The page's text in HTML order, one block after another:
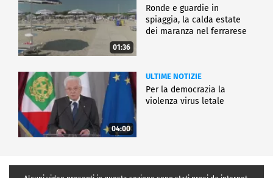
01:36
Ronde e guardie in
spiaggia, la calda estate
dei maranza nel ferrarese
04:00
ULTIME NOTIZIE
Per la democrazia la
violenza virus letale